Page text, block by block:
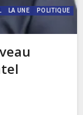
LA UNE
POLITIQUE